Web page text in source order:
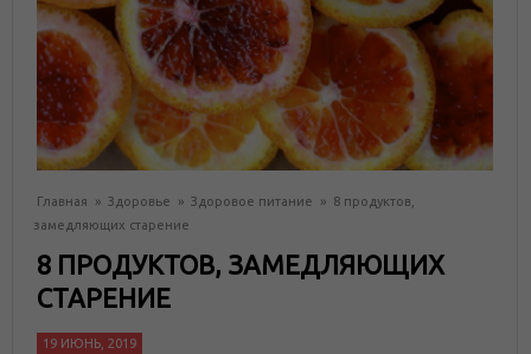
Главная » Здоровье » Здоровое питание » 8 продуктов,
замедляющих старение
8 ПРОДУКТОВ, ЗАМЕДЛЯЮЩИХ
СТАРЕНИЕ
19 ИЮНЬ, 2019